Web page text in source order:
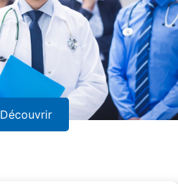
Découvrir